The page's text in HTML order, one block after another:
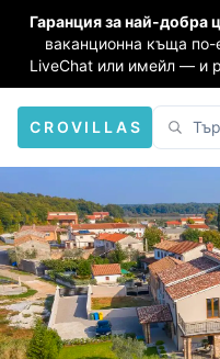
Гаранция за най-добра
ваканционна къща по-
LiveChat или имейл — и
CROVILLAS